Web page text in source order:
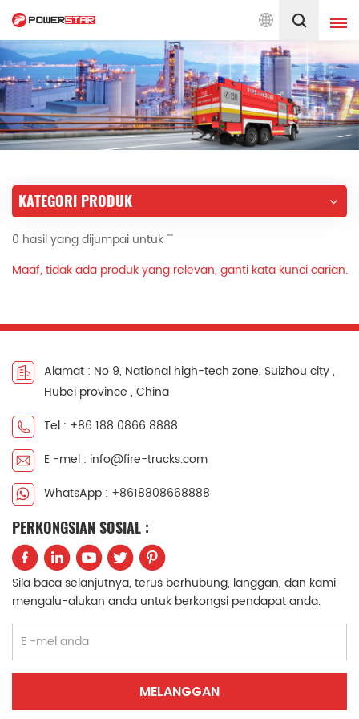
Perkhidmatan Jentera Bomba Sejak 1990 Melayu
English français
Deutsch русский
português
العربية
한국의 Türkçe
中文
Filipino
српски
KATEGORI PRODUK
0 hasil yang dijumpai untuk ""
Maaf, tidak ada produk yang relevan, ganti kata kunci carian.
Alamat : No 9, National high-tech zone, Suizhou city ,
Hubei province , China
Tel : +86 188 0866 8888
E -mel : info@fire-trucks.com
WhatsApp : +8618808668888
PERKONGSIAN SOSIAL :
Sila baca selanjutnya, terus berhubung, langgan, dan kami
mengalu-alukan anda untuk berkongsi pendapat anda.